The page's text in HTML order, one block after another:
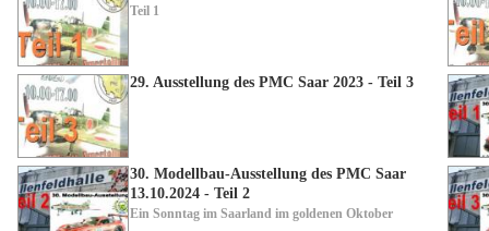
Teil 1
29. Ausstellung des PMC Saar 2023 - Teil 3
30. Modellbau-Ausstellung des PMC Saar
13.10.2024 - Teil 2
Ein Sonntag im Saarland im goldenen Oktober